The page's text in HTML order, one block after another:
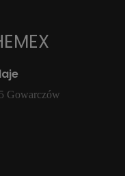
Gowarczów